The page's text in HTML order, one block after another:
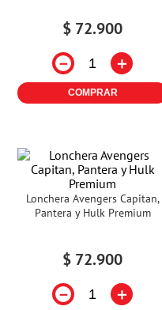
$ 72.900
－ ＋
COMPRAR
Lonchera Avengers Capitan,
Pantera y Hulk Premium
$ 72.900
－ ＋